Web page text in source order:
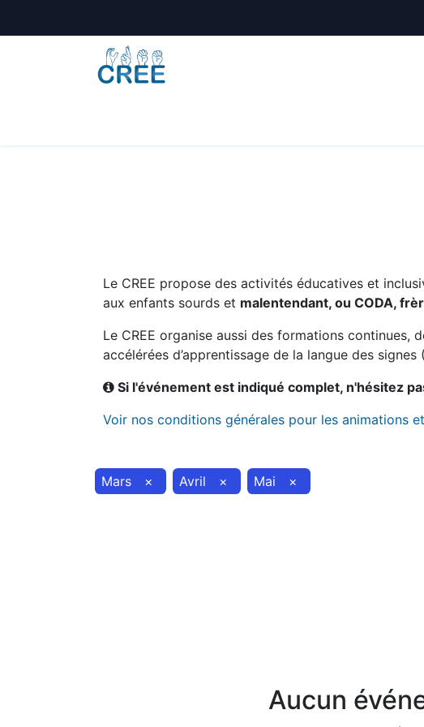
Le CREE propose des activités éducatives et
aux enfants sourds et malentendant, ou CODA,
Le CREE organise aussi des formations
accélérées d’apprentissage de la langue des
Si l'événement est indiqué complet, n'hésitez
Voir nos conditions générales pour les animations
Mars × Avril × Mai ×
Aucun